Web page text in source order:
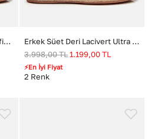
Erkek Süet Deri Bej Ultra Hafif Tabanlı Loafer
Erkek Süet Deri Lacivert Ultra Hafif Tabanlı Loafer
3.998,00TL1.199,00 TL
⚡En İyi Fiyat
2 Renk